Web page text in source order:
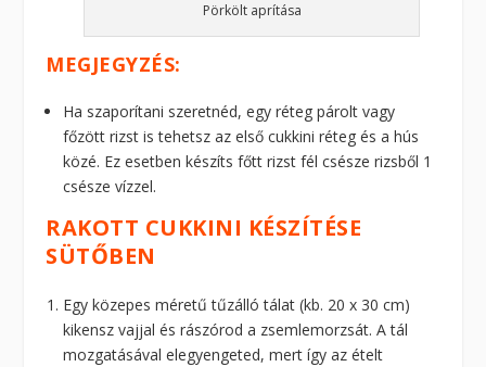
Pörkölt aprítása
MEGJEGYZÉS:
Ha szaporítani szeretnéd, egy réteg párolt vagy
főzött rizst is tehetsz az első cukkini réteg és a hús
közé. Ez esetben készíts főtt rizst fél csésze rizsből 1
csésze vízzel.
RAKOTT CUKKINI KÉSZÍTÉSE
SÜTŐBEN
Egy közepes méretű tűzálló tálat (kb. 20 x 30 cm)
kikensz vajjal és rászórod a zsemlemorzsát. A tál
mozgatásával elegyengeted, mert így az ételt